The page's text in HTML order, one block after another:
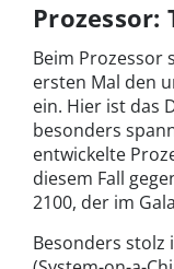
Prozessor:
Beim Prozessor
ersten Mal den
ein. Hier ist das
besonders
entwickelte
diesem Fall
2100, der im
Besonders stolz